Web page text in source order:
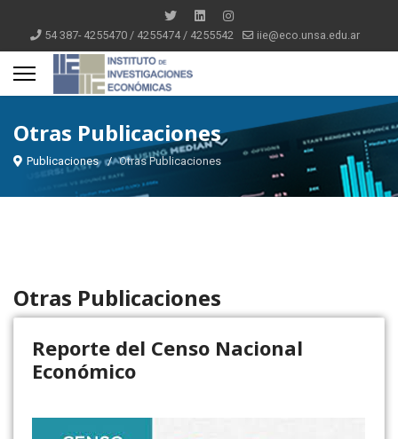
54 387- 4255470 / 4255474 / 4255542 iie@eco.unsa.edu.ar
Otras Publicaciones
Publicaciones Otras Publicaciones
Otras Publicaciones
Reporte del Censo Nacional
Económico